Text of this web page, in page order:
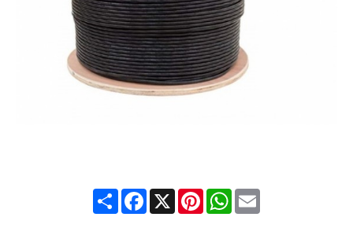
Share
Facebook X
Pinterest
WhatsAppEmail